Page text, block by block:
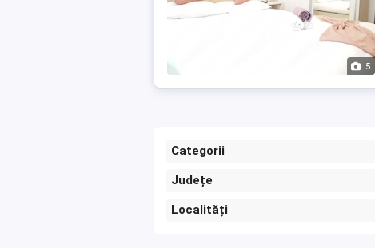
5
Categorii
Județe
Localități